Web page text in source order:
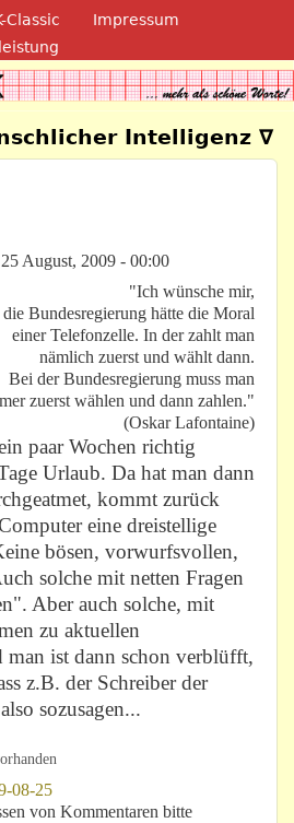
Inhalt
Classic
Impressum
Intelligenz ∇
25 August, 2009 - 00:00
"Ich wünsche mir,
die Bundesregierung hätte die Moral
einer Telefonzelle. In der zahlt man
nämlich zuerst und wählt dann.
Bei der Bundesregierung muss man
zuerst wählen und dann zahlen."
(Oskar Lafontaine)
paar Wochen richtig
Urlaub. Da hat man dann
kommt zurück
eine dreistellige
bösen, vorwurfsvollen,
solche mit netten Fragen
Aber auch solche, mit
zu aktuellen
man ist dann schon verblüfft,
z.B. der Schreiber der
sozusagen...
08-25
von Kommentaren bitte